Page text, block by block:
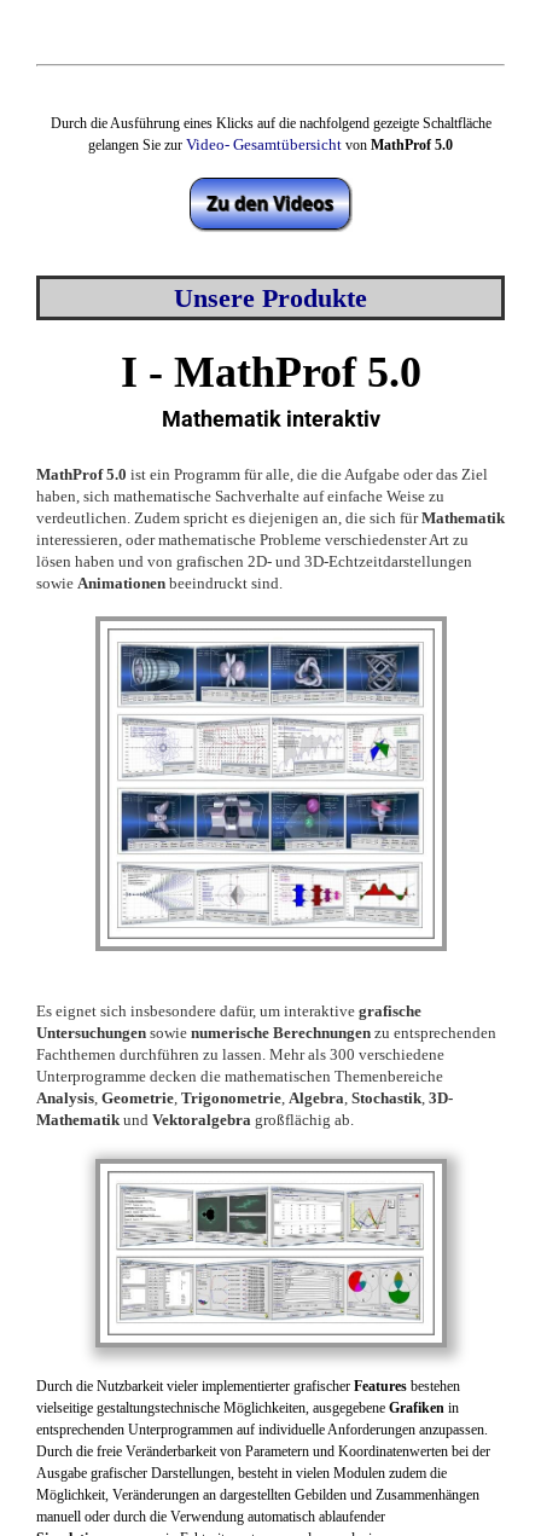
Durch die Ausführung eines Klicks auf die nachfolgend gezeigte Schaltfläche
gelangen Sie zur Video- Gesamtübersicht von MathProf 5.0
Unsere Produkte
I - MathProf 5.0
Mathematik interaktiv
MathProf 5.0 ist ein Programm für alle, die die Aufgabe oder das Ziel
haben, sich mathematische Sachverhalte auf einfache Weise zu
verdeutlichen. Zudem spricht es diejenigen an, die sich fürMathematik
interessieren, oder mathematische Probleme verschiedenster Art zu
lösen haben und von grafischen 2D- und 3D-Echtzeitdarstellungen
sowie Animationen beeindruckt sind.
Es eignet sich insbesondere dafür, um interaktive grafische
Untersuchungen sowie numerische Berechnungen zu entsprechenden
Fachthemen durchführen zu lassen. Mehr als 300 verschiedene
Unterprogramme decken die mathematischen Themenbereiche
Analysis Geometrie Trigonometrie Algebra Stochastik 3D-
Mathematik und Vektoralgebra großflächig ab.
Durch die Nutzbarkeit vieler implementierter grafischer Features bestehen
vielseitige gestaltungstechnische Möglichkeiten, ausgegebene Grafiken in
entsprechenden Unterprogrammen auf individuelle Anforderungen anzupassen.
Durch die freie Veränderbarkeit von Parametern und Koordinatenwerten bei der
Ausgabe grafischer Darstellungen, besteht in vielen Modulen zudem die
Möglichkeit, Veränderungen an dargestellten Gebilden und Zusammenhängen
manuell oder durch die Verwendung automatisch ablaufender